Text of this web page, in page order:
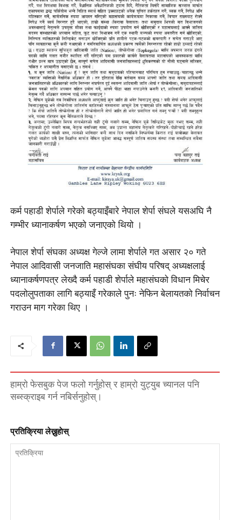
कर्म पहाडी शेर्पाले गरेको बठ्याइँबारे नेपाल शेर्पा संघले यसअघि नै
गम्भीर ध्यानाकर्षण भएको जनाएको थियो ।
नेपाल शेर्पा संघका अध्यक्ष गेल्जे लामा शेर्पाले गत असार २० गते
नेपाल आदिवासी जनजाति महासंघका संघीय परिषद् अध्यक्षलाई
ध्यानाकर्षणपत्र लेख्दै कर्म पहाडी शेर्पाले महासंघको विधान मिचेर
पदलोलुपताका लागि बठ्याइँ गरेकाले पुनः नेफिन बेलायतको निर्वाचन
गराउन माग गरेका थिए ।
हाम्रो फेसबुक पेज फलो गर्नुहोस् र हाम्रो युट्युब च्यानल पनि
सब्स्क्राइब गर्न नबिर्सनुहोस्।
प्रतिक्रिया लेख्नुहाेस्